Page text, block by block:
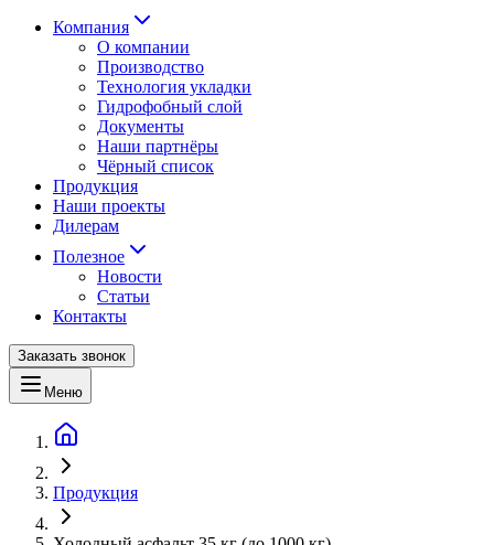
Компания
О компании
Производство
Технология укладки
Гидрофобный слой
Документы
Наши партнёры
Чёрный список
Продукция
Наши проекты
Дилерам
Полезное
Новости
Статьи
Контакты
Заказать звонок
Меню
Продукция